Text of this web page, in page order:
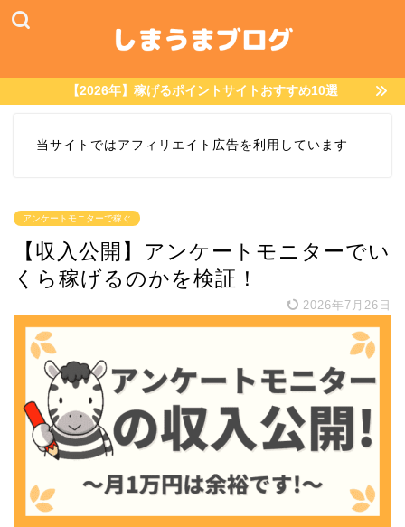
【2026年】稼げるポイントサイトおすすめ10選
当サイトではアフィリエイト広告を利用しています
アンケートモニターで稼ぐ
【収入公開】アンケートモニターでい
くら稼げるのかを検証！
2026年7月26日